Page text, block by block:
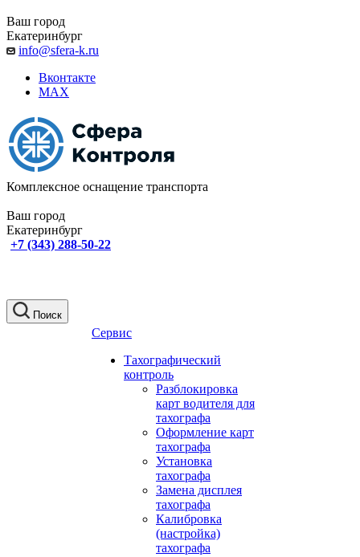
Ваш город
Екатеринбург
info@sfera-k.ru
Вконтакте
MAX
Комплексное оснащение транспорта
Ваш город
Екатеринбург
+7 (343) 288-50-22
Поиск
Сервис
Тахографический
контроль
Разблокировка
карт водителя для
тахографа
Оформление карт
тахографа
Установка
тахографа
Замена дисплея
тахографа
Калибровка
(настройка)
тахографа